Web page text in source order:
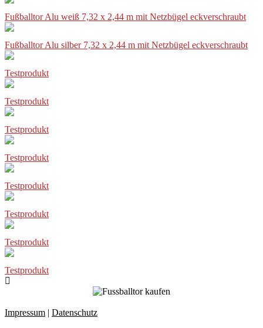
Fußballtor Alu weiß 7,32 x 2,44 m mit Netzbügel eckverschraubt
Fußballtor Alu silber 7,32 x 2,44 m mit Netzbügel eckverschraubt
Testprodukt
Testprodukt
Testprodukt
Testprodukt
Testprodukt
Testprodukt
Testprodukt
Testprodukt
Impressum | Datenschutz